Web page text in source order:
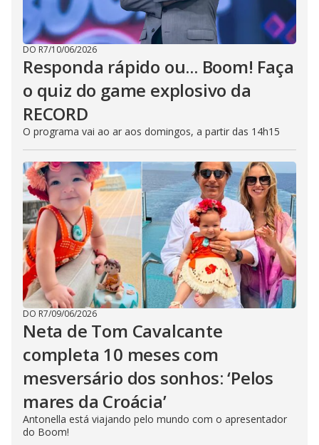
DO R7/10/06/2026
Responda rápido ou... Boom! Faça
o quiz do game explosivo da
RECORD
O programa vai ao ar aos domingos, a partir das 14h15
DO R7/09/06/2026
Neta de Tom Cavalcante
completa 10 meses com
mesversário dos sonhos: ‘Pelos
mares da Croácia’
Antonella está viajando pelo mundo com o apresentador
do Boom!